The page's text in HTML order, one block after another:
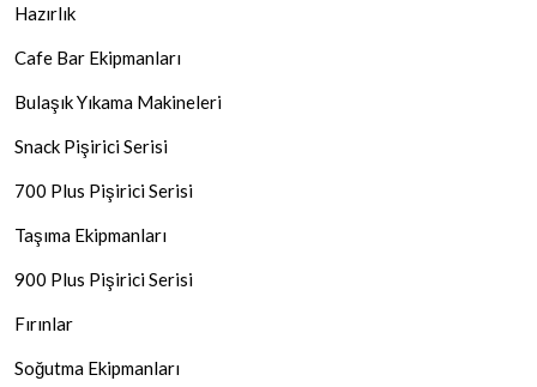
Hazırlık
Cafe Bar Ekipmanları
Bulaşık Yıkama Makineleri
Snack Pişirici Serisi
700 Plus Pişirici Serisi
Taşıma Ekipmanları
900 Plus Pişirici Serisi
Fırınlar
Soğutma Ekipmanları